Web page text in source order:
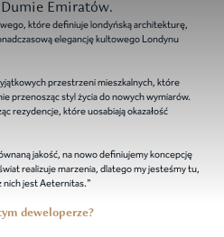
Emiratów.
które definiuje londyńską architekturę,
elegancję kultowego Londynu
przestrzeni mieszkalnych, które
przenosząc styl życia do nowych wymiarów.
rezydencje, które uosabiają okazałość
jakość, na nowo definiujemy koncepcję
realizuje marzenia, dlatego my jesteśmy tu,
nich jest Aeternitas."
deweloperze?